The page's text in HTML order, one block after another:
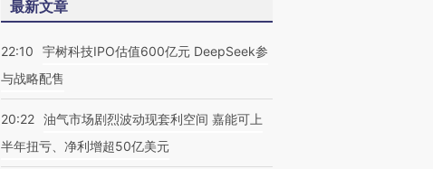
最新文章
22:10
宇树科技IPO估值600亿元 DeepSeek参
与战略配售
20:22 油气市场剧烈波动现套利空间 嘉能可上
半年扭亏、净利增超50亿美元